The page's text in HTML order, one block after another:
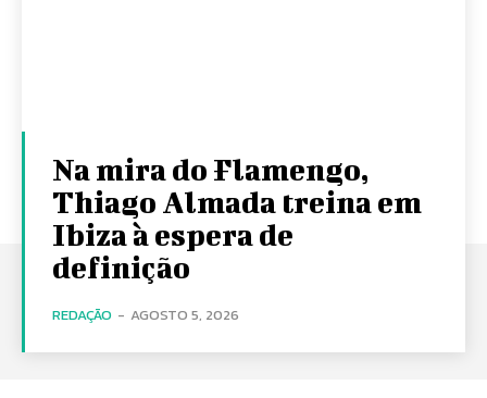
Na mira do Flamengo,
Thiago Almada treina em
Ibiza à espera de
definição
REDAÇÃO - AGOSTO 5, 2026